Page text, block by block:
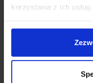
korzystania z ich usług.
źródła światła, w
Strumień świetlny:
wersji LED: 1043lm/
Materiał: crismosil
Kolor: oprawa